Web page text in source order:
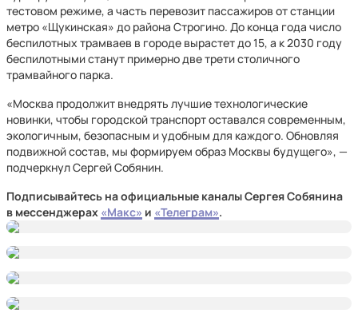
тестовом режиме, а часть перевозит пассажиров от станции
метро «Щукинская» до района Строгино. До конца года число
беспилотных трамваев в городе вырастет до 15, а к 2030 году
беспилотными станут примерно две трети столичного
трамвайного парка.
«Москва продолжит внедрять лучшие технологические
новинки, чтобы городской транспорт оставался современным,
экологичным, безопасным и удобным для каждого. Обновляя
подвижной состав, мы формируем образ Москвы будущего», —
подчеркнул Сергей Собянин.
Подписывайтесь на официальные каналы Сергея Собянина
в мессенджерах «Макс» и «Телеграм».